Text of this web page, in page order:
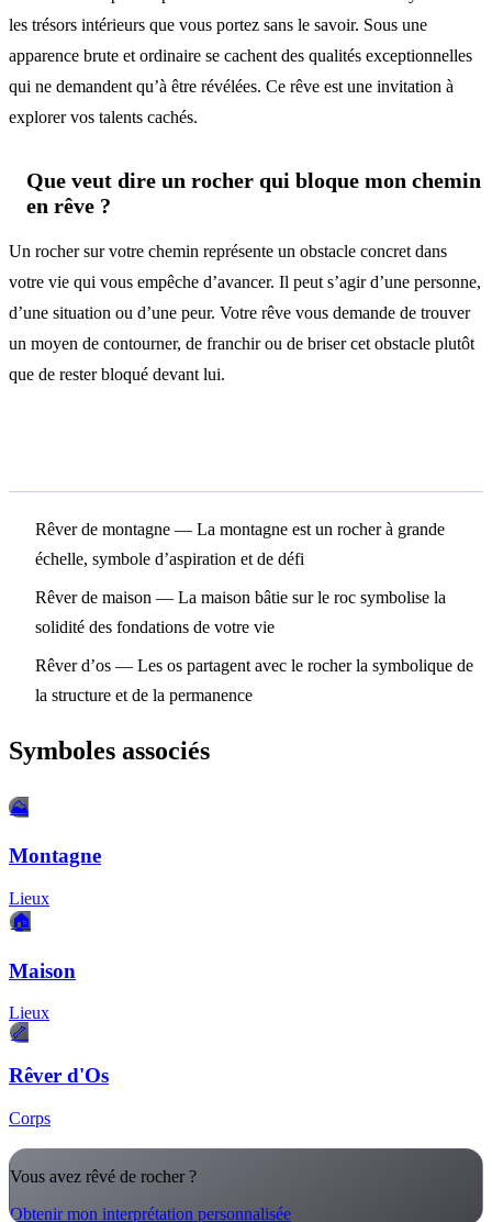
les trésors intérieurs que vous portez sans le savoir. Sous une
apparence brute et ordinaire se cachent des qualités exceptionnelles
qui ne demandent qu’à être révélées. Ce rêve est une invitation à
explorer vos talents cachés.
Que veut dire un rocher qui bloque mon chemin
en rêve ?
Un rocher sur votre chemin représente un obstacle concret dans
votre vie qui vous empêche d’avancer. Il peut s’agir d’une personne,
d’une situation ou d’une peur. Votre rêve vous demande de trouver
un moyen de contourner, de franchir ou de briser cet obstacle plutôt
que de rester bloqué devant lui.
Rêver de montagne — La montagne est un rocher à grande
échelle, symbole d’aspiration et de défi
Rêver de maison — La maison bâtie sur le roc symbolise la
solidité des fondations de votre vie
Rêver d’os — Les os partagent avec le rocher la symbolique de
la structure et de la permanence
Symboles associés
⛰️
Montagne
Lieux
🏠
Maison
Lieux
🦴
Rêver d'Os
Corps
Vous avez rêvé de rocher ?
Obtenir mon interprétation personnalisée